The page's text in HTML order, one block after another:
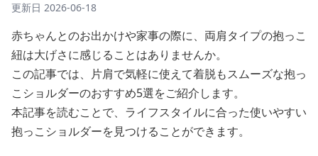
更新日 2026-06-18
赤ちゃんとのお出かけや家事の際に、両肩タイプの抱っこ
紐は大げさに感じることはありませんか。
この記事では、片肩で気軽に使えて着脱もスムーズな抱っ
こショルダーのおすすめ5選をご紹介します。
本記事を読むことで、ライフスタイルに合った使いやすい
抱っこショルダーを見つけることができます。